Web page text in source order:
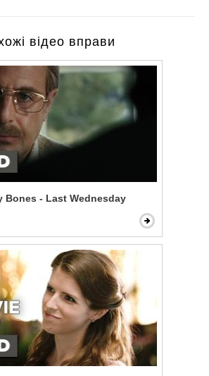
відео вправи
Bones - Last Wednesday